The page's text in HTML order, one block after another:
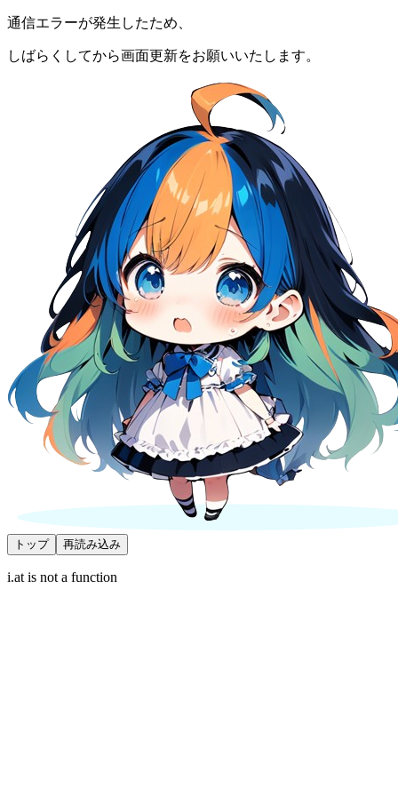
通信エラーが発生したため、
しばらくしてから画面更新をお願いいたします。
トップ 再読み込み
i.at is not a function